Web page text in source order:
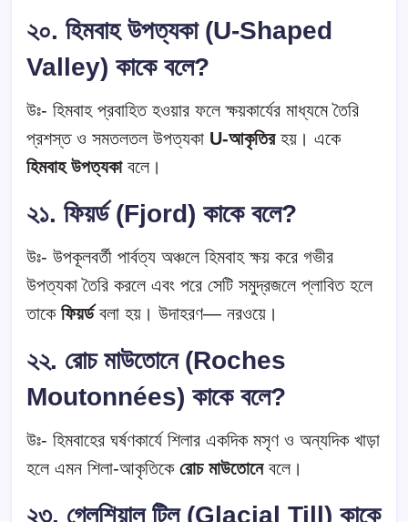
২০. হিমবাহ উপত্যকা (U-Shaped
Valley) কাকে বলে?
উঃ- হিমবাহ প্রবাহিত হওয়ার ফলে ক্ষয়কার্যের মাধ্যমে তৈরি
প্রশস্ত ও সমতলতল উপত্যকা U-আকৃতিরহয়। একে
হিমবাহ উপত্যকাবলে।
২১. ফিয়র্ড (Fjord) কাকে বলে?
উঃ- উপকূলবর্তী পার্বত্য অঞ্চলে হিমবাহ ক্ষয় করে গভীর
উপত্যকা তৈরি করলে এবং পরে সেটি সমুদ্রজলে প্লাবিত হলে
তাকে ফিয়র্ডবলা হয়। উদাহরণ— নরওয়ে।
২২. রোচ মাউতোনে (Roches
Moutonnées) কাকে বলে?
উঃ- হিমবাহের ঘর্ষণকার্যে শিলার একদিক মসৃণ ও অন্যদিক খাড়া
হলে এমন শিলা-আকৃতিকে রোচ মাউতোনেবলে।
২৩. গ্লেশিয়াল টিল (Glacial Till) কাকে